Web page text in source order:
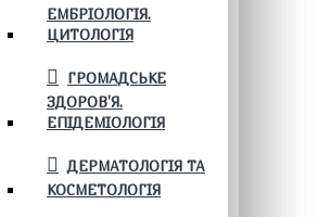
ЕМБРІОЛОГІЯ.
ЦИТОЛОГІЯ
ГРОМАДСЬКЕ
ЗДОРОВ’Я.
ЕПІДЕМІОЛОГІЯ
ДЕРМАТОЛОГІЯ ТА
КОСМЕТОЛОГІЯ